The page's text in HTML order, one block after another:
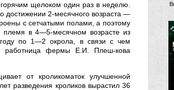
щелоком один раз в неделю.
достижении 2-месячного возраста —
с сетчатыми полами, а поэтому
племя в 4—5-месячном возрасте из
по 1—2 окрола, в связи с чем
работница фермы Е.И. Плеш-кова
от кроликоматок улучшенной
разведения кроликов вырастил 36